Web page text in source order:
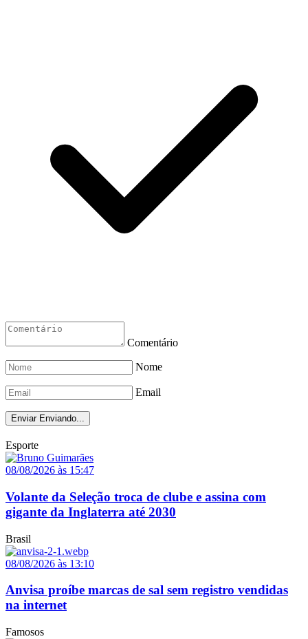
Comentário
Nome
Email
Enviar Enviando...
Esporte
08/08/2026 às 15:47
Volante da Seleção troca de clube e assina com
gigante da Inglaterra até 2030
Brasil
08/08/2026 às 13:10
Anvisa proíbe marcas de sal sem registro vendidas
na internet
Famosos